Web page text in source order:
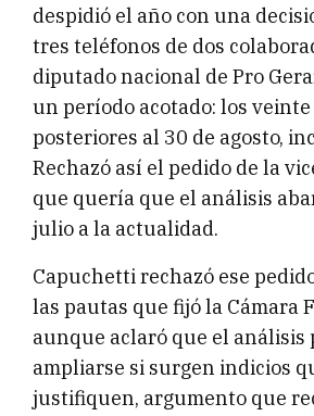
despidió el año con una
tres teléfonos de dos
diputado nacional de Pro
un período acotado: los
posteriores al 30 de agosto,
Rechazó así el pedido de la
que quería que el análisis
julio a la actualidad.
Capuchetti rechazó ese
las pautas que fijó la Cámara
aunque aclaró que el análisis
ampliarse si surgen indicios
justifiquen, argumento que